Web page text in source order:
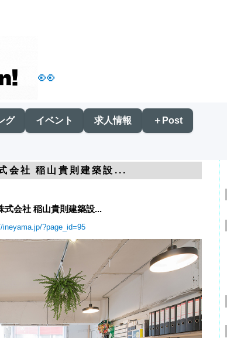
👀
グ イベント 求人情報 ＋Post
会社 稲山貴則建築設...
式会社 稲山貴則建築設...
ineyama.jp/?page_id=95